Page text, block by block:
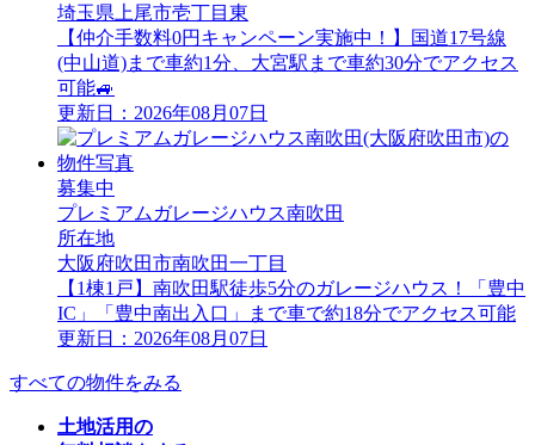
埼玉県上尾市壱丁目東
【仲介手数料0円キャンペーン実施中！】国道17号線
(中山道)まで車約1分、大宮駅まで車約30分でアクセス
可能🚙
更新日：2026年08月07日
募集中
プレミアムガレージハウス南吹田
所在地
大阪府吹田市南吹田一丁目
【1棟1戸】南吹田駅徒歩5分のガレージハウス！「豊中
IC」「豊中南出入口」まで車で約18分でアクセス可能
更新日：2026年08月07日
すべての物件をみる
土地活用の